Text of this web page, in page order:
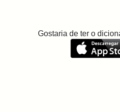
Gostaria de ter o